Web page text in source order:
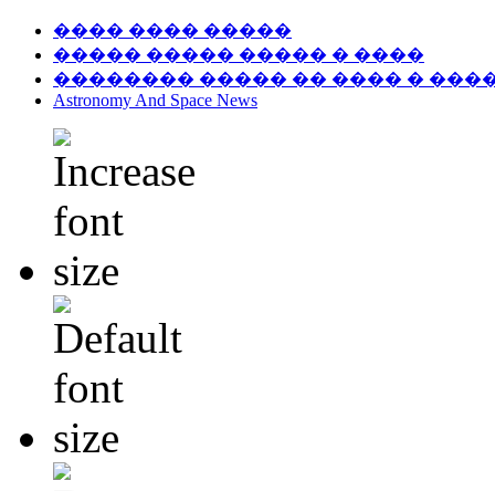
���� ���� �����
����� ����� ����� � ����
�������� ����� �� ���� �
Astronomy And Space News